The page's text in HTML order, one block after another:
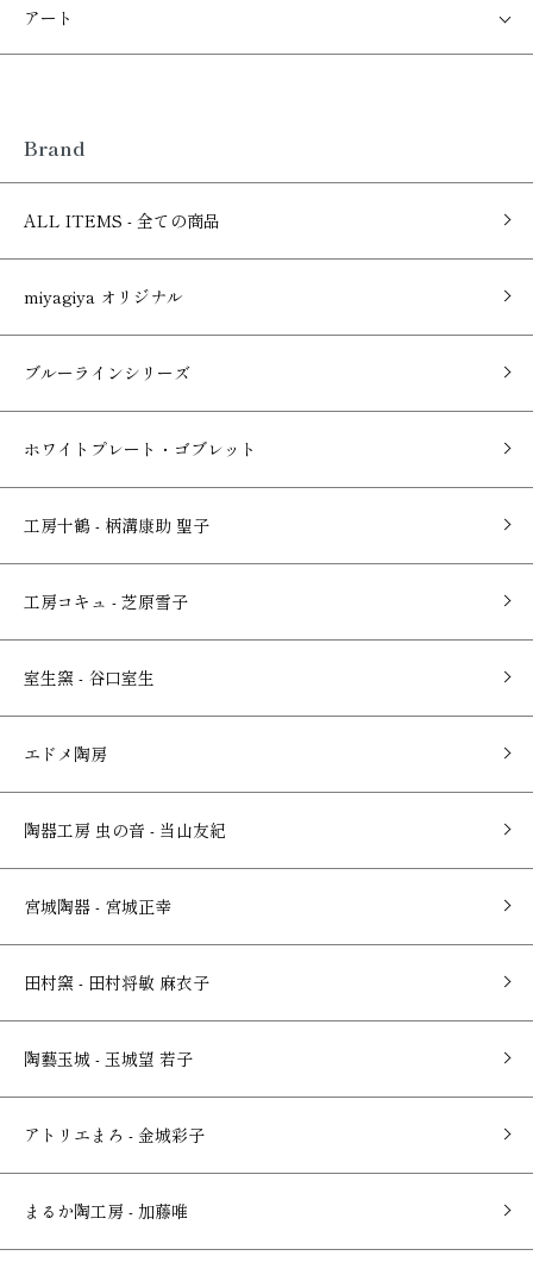
アート
Brand
ALL ITEMS - 全ての商品
miyagiya オリジナル
ブルーラインシリーズ
ホワイトプレート・ゴブレット
工房十鶴 - 柄溝康助 聖子
工房コキュ - 芝原雪子
室生窯 - 谷口室生
エドメ陶房
陶器工房 虫の音 - 当山友紀
宮城陶器 - 宮城正幸
田村窯 - 田村将敏 麻衣子
陶藝玉城 - 玉城望 若子
アトリエまろ - 金城彩子
まるか陶工房 - 加藤唯